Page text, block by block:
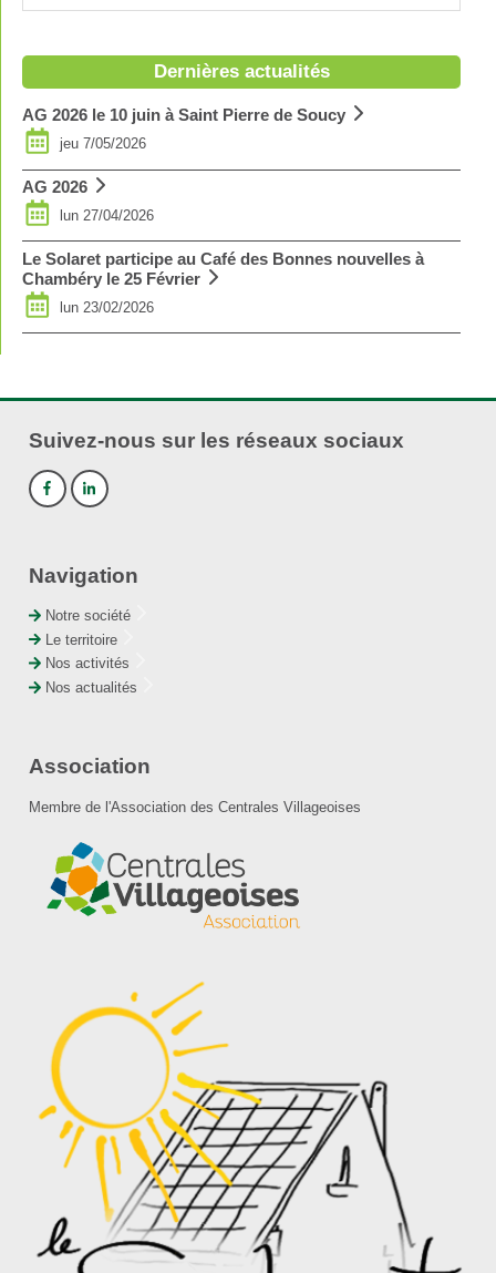
Dernières actualités
AG 2026 le 10 juin à Saint Pierre de Soucy
jeu 7/05/2026
AG 2026
lun 27/04/2026
Le Solaret participe au Café des Bonnes nouvelles à
Chambéry le 25 Février
lun 23/02/2026
Suivez-nous sur les réseaux sociaux
Navigation
Notre société
Le territoire
Nos activités
Nos actualités
Association
Membre de l'Association des Centrales Villageoises